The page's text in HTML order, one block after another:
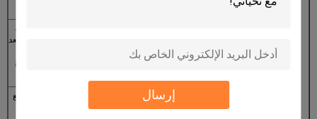
إرسال
الجهد الناتج
مع تكنولوجيا العمل المستمر للتزويد بالطاقة
من UPS ، يمكن أن تعمل لمدة 3 ~ 5 ثواني بعد
قطع مصدر الطاقة الخارجي بحيث يمكن
الحفاظ على سلامة بيانات الفيديو عند انقطاع
<10W في التشغيل العادي ؛ <0.5W في وضع
الاستعداد